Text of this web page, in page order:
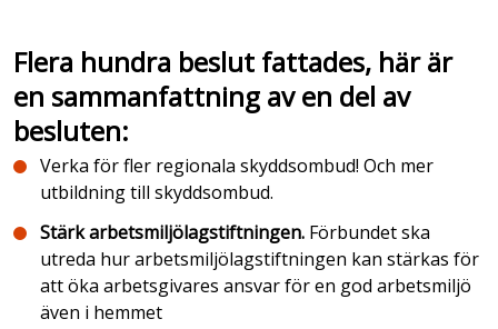
Flera hundra beslut fattades, här är
en sammanfattning av en del av
besluten:
Verka för fler regionala skyddsombud! Och mer
utbildning till skyddsombud.
Stärk arbetsmiljölagstiftningen. Förbundet ska
utreda hur arbetsmiljölagstiftningen kan stärkas för
att öka arbetsgivares ansvar för en god arbetsmiljö
även i hemmet